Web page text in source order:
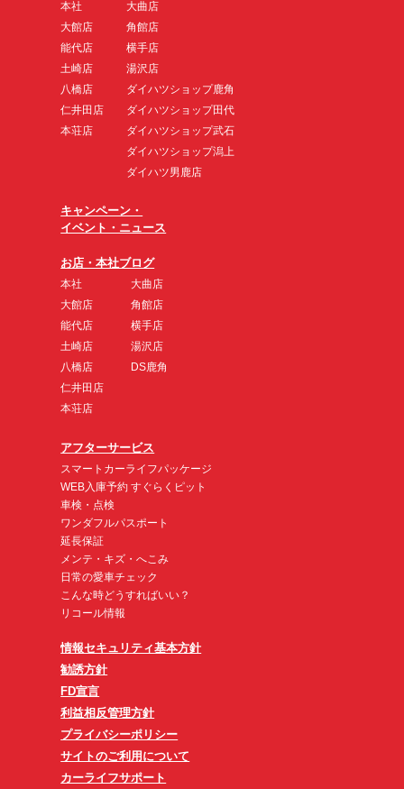
本社
大館店
能代店
土崎店
八橋店
仁井田店
本荘店
大曲店
角館店
横手店
湯沢店
ダイハツショップ鹿角
ダイハツショップ田代
ダイハツショップ武石
ダイハツショップ潟上
ダイハツ男鹿店
キャンペーン・
イベント・ニュース
お店・本社ブログ
本社
大館店
能代店
土崎店
八橋店
仁井田店
本荘店
大曲店
角館店
横手店
湯沢店
DS鹿角
アフターサービス
スマートカーライフパッケージ
WEB入庫予約 すぐらくピット
車検・点検
ワンダフルパスポート
延長保証
メンテ・キズ・へこみ
日常の愛車チェック
こんな時どうすればいい？
リコール情報
情報セキュリティ基本方針
勧誘方針
FD宣言
利益相反管理方針
プライバシーポリシー
サイトのご利用について
カーライフサポート